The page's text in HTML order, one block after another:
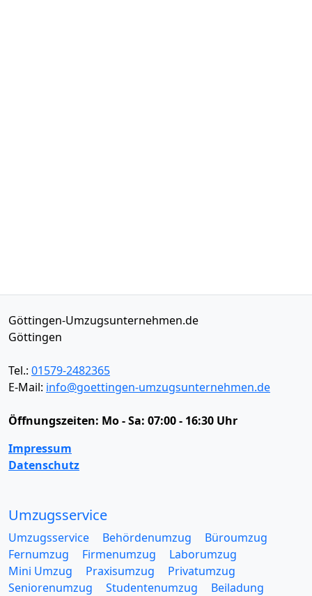
Göttingen-Umzugsunternehmen.de
Göttingen
Tel.: 01579-2482365
E-Mail: info@goettingen-umzugsunternehmen.de
Öffnungszeiten: Mo - Sa: 07:00 - 16:30 Uhr
Impressum
Datenschutz
Umzugsservice
Umzugsservice Behördenumzug
Büroumzug
Fernumzug
Firmenumzug
Laborumzug
Mini Umzug
Praxisumzug
Privatumzug
Seniorenumzug
Studentenumzug
Beiladung